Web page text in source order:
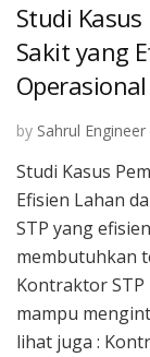
Studi
Sakit yang
Operasional
by Sahrul Engineer
Studi Kasus
Efisien Lahan
STP yang
membutuhkan
Kontraktor STP
mampu
lihat juga :